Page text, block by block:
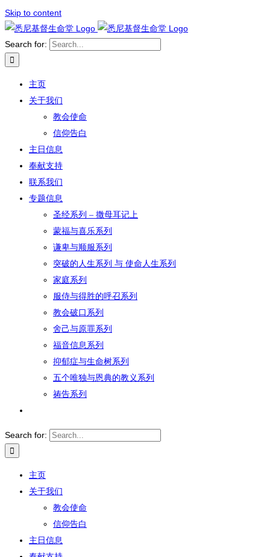
Skip to content
Search for:
主页
关于我们
教会使命
信仰告白
主日信息
奉献支持
联系我们
专题信息
圣经系列 – 撒母耳记上
蒙福与喜乐系列
谦卑与顺服系列
突破的人生系列 与 使命人生系列
家庭系列
服侍与得胜的呼召系列
教会破口系列
舍己与原罪系列
福音信息系列
抑郁症与生命树系列
五个唯独与恩典的教义系列
祷告系列
Search for:
主页
关于我们
教会使命
信仰告白
主日信息